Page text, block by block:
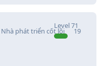
Nhà phát triển cốt lõi
Level71
19